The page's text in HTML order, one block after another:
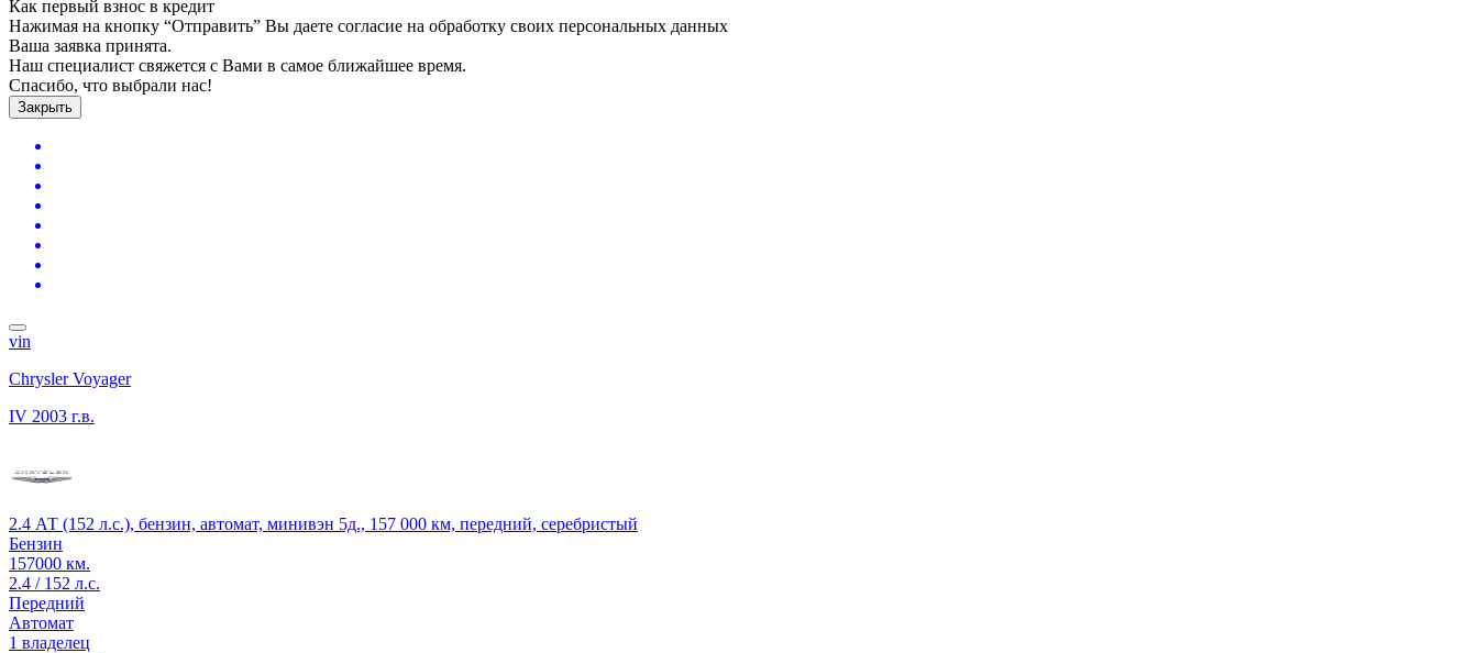
Как первый взнос в кредит
Нажимая на кнопку “Отправить” Вы даете согласие на обработку своих персональных данных
Ваша заявка принята.
Наш специалист свяжется с Вами в самое ближайшее время.
Спасибо, что выбрали нас!
Закрыть
vin
Chrysler Voyager
IV 2003 г.в.
2.4 АТ (152 л.с.), бензин, автомат, минивэн 5д., 157 000 км, передний, серебристый
Бензин
157000 км.
2.4 / 152 л.с.
Передний
Автомат
1 владелец